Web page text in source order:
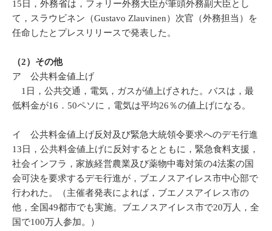
15日，外務省は，フォリー外務大臣が筆頭外務副大臣とし
て，スラウビネン（Gustavo Zlauvinen）次官（外務担当）を
任命したとプレスリリースで発表した。
（2）その他
ア 公共料金値上げ
1日，公共交通，電気，ガスが値上げされた。バスは，最
低料金が16．50ペソに，電気は平均26％の値上げになる。
イ 公共料金値上げ反対及び緊急大統領令要求へのデモ行進
13日，公共料金値上げに反対するとともに，緊急食料支援，
社会インフラ，家族経営農業及び薬物中毒対策の4法案の国
会可決を要求するデモ行進が，ブエノスアイレス市中心部で
行われた。（主催者発表によれば，ブエノスアイレス市の
他，全国49都市でも実施。ブエノスアイレス市で20万人，全
国で100万人参加。）